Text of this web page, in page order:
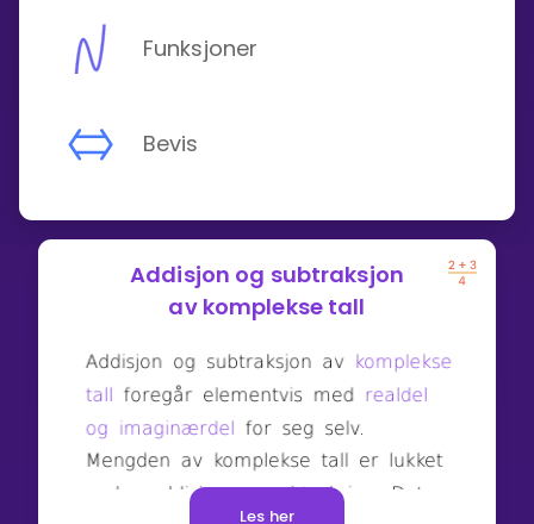
Funksjoner
Bevis
Addisjon og subtraksjon
av komplekse tall
Les her